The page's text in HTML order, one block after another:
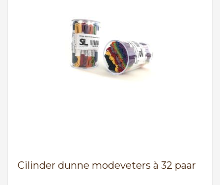
Cilinder dunne modeveters à 32 paar